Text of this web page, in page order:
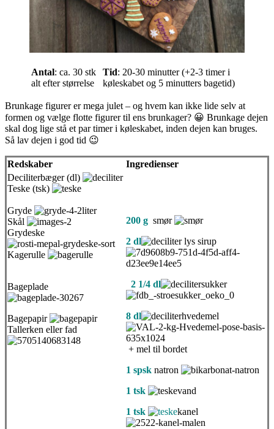
Antal: ca. 30 stk
alt efter størrelse
Tid: 20-30 minutter (+2-3 timer i
køleskabet og 5 minutters bagetid)
Brunkage figurer er mega julet – og hvem kan ikke lide selv at
formen og vælge flotte figurer til ens brunkager? 😀 Brunkage dejen
skal dog lige stå et par timer i køleskabet, inden dejen kan bruges.
Så lav dejen i god tid 😉
Redskaber
Ingredienser
Deciliterbæger (dl)
Teske (tsk)
Gryde
Skål
Grydeske
Kagerulle
Bageplade
Bagepapir
Tallerken eller fad
200 g smør
2 dl
lys sirup
2 1/4 dl sukker
8 dl hvedemel
+ mel til bordet
1 spsk natron
1 tsk
vand
1 tsk
kanel